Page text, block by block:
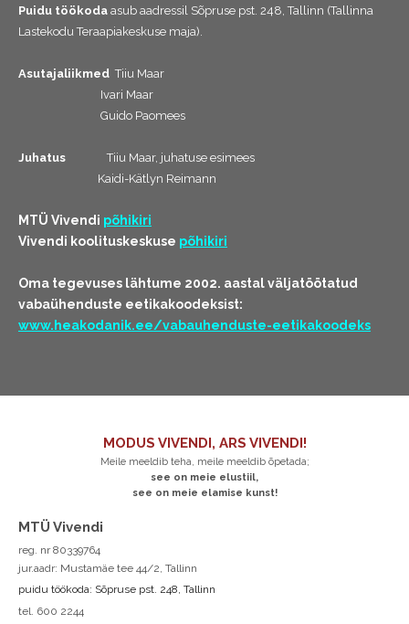
Puidu töökoda asub aadressil Sõpruse pst. 248, Tallinn (Tallinna
Lastekodu Teraapiakeskuse maja).
Asutajaliikmed Tiiu Maar
Ivari Maar
Guido Paomees
Juhatus
Tiiu Maar, juhatuse esimees
Kaidi-Kätlyn Reimann
MTÜ Vivendi põhikiri
Vivendi koolituskeskuse põhikiri
Oma tegevuses lähtume 2002. aastal väljatöötatud
vabaühenduste eetikakoodeksist:
www.heakodanik.ee/vabauhenduste-eetikakoodeks
MODUS VIVENDI, ARS VIVENDI!
Meile meeldib teha, meile meeldib õpetada;
see on meie elustiil,
see on meie elamise kunst!
MTÜ Vivendi
reg. nr 80339764
jur.aadr: Mustamäe tee 44/2, Tallinn
puidu töökoda: Sõpruse pst. 248, Tallinn
tel. 600 2244